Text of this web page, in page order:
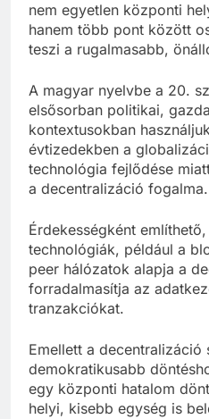
nem egyetlen központi
hanem több pont között
teszi a rugalmasabb,
A magyar nyelvbe a 20.
elsősorban politikai,
kontextusokban
évtizedekben a
technológia fejlődése
a decentralizáció fogalma.
Érdekességként
technológiák, például a
peer hálózatok alapja a
forradalmasítja az
tranzakciókat.
Emellett a decentralizáció
demokratikusabb
egy központi hatalom
helyi, kisebb egység is